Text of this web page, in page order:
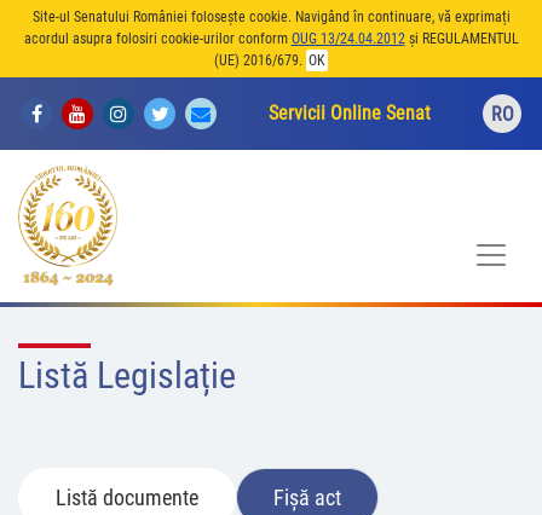
Site-ul Senatului României folosește cookie. Navigând în continuare, vă exprimați
acordul asupra folosiri cookie-urilor conform OUG 13/24.04.2012și REGULAMENTUL
(UE) 2016/679. OK
Servicii Online Senat RO
Listă Legislație
Listă documente Fișă act